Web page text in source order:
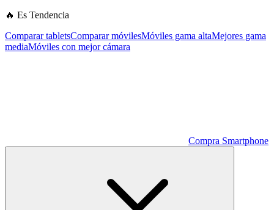
🔥 Es Tendencia
Comparar tabletsComparar móvilesMóviles gama altaMejores gama
mediaMóviles con mejor cámara
Compra Smartphone